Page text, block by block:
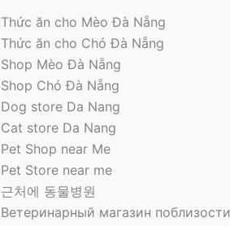
Thức ăn cho Mèo Đà Nẵng
Thức ăn cho Chó Đà Nẵng
Shop Mèo Đà Nẵng
Shop Chó Đà Nẵng
Dog store Da Nang
Cat store Da Nang
Pet Shop near Me
Pet Store near me
근처에 동물병원
Ветеринарный магазин поблизости